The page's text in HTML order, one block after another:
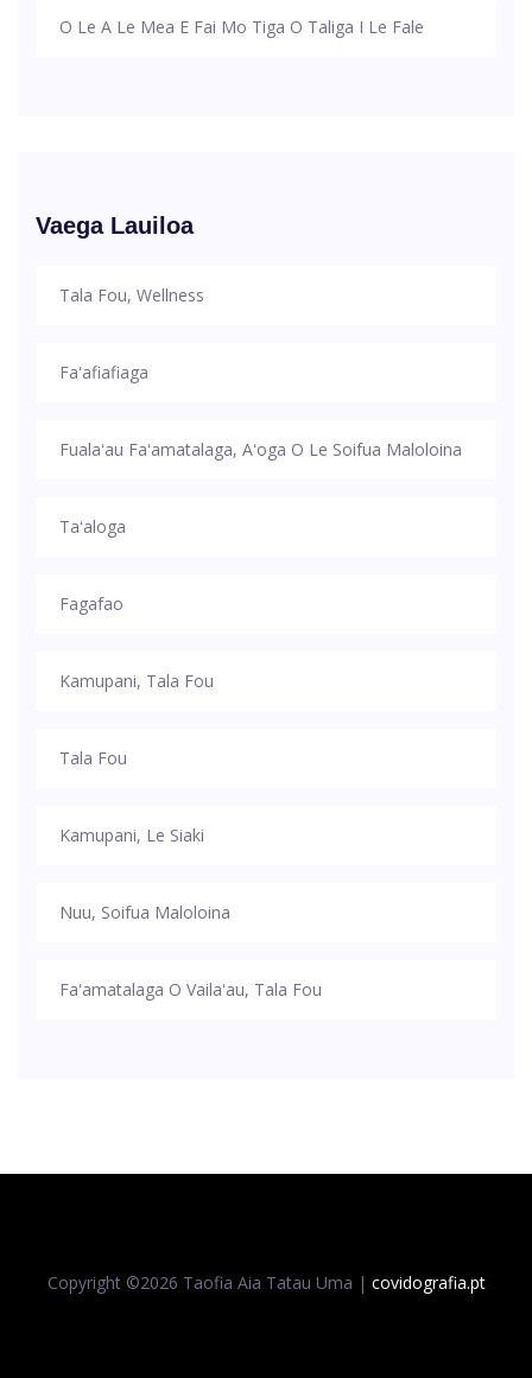
O Le A Le Mea E Fai Mo Tiga O Taliga I Le Fale
Vaega Lauiloa
Tala Fou, Wellness
Faʻafiafiaga
Fualaʻau Faʻamatalaga, Aʻoga O Le Soifua Maloloina
Taʻaloga
Fagafao
Kamupani, Tala Fou
Tala Fou
Kamupani, Le Siaki
Nuu, Soifua Maloloina
Faʻamatalaga O Vailaʻau, Tala Fou
Copyright ©2026 Taofia Aia Tatau Uma | covidografia.pt